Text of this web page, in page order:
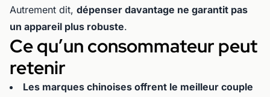
Autrement dit, dépenser davantage ne garantit pas
un appareil plus robuste.
Ce qu’un consommateur peut
retenir
Les marques chinoises offrent le meilleur couple